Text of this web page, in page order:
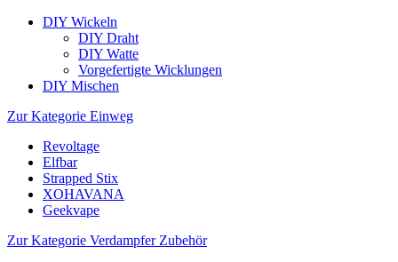
DIY Wickeln
DIY Draht
DIY Watte
Vorgefertigte Wicklungen
DIY Mischen
Zur Kategorie Einweg
Revoltage
Elfbar
Strapped Stix
XOHAVANA
Geekvape
Zur Kategorie Verdampfer Zubehör